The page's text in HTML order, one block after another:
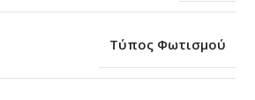
Τύπος Φωτισμού